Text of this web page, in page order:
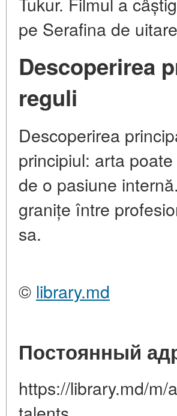
pe Serafina de
Descoperirea
reguli
Descoperirea
principiul: arta
de o pasiune
granițe între
sa.
© library.md
Постоянный
https://library.md/m/